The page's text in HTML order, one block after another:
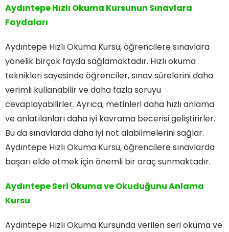
Aydıntepe Hızlı Okuma Kursunun Sınavlara
Faydaları
Aydıntepe Hızlı Okuma Kursu, öğrencilere sınavlara
yönelik birçok fayda sağlamaktadır. Hızlı okuma
teknikleri sayesinde öğrenciler, sınav sürelerini daha
verimli kullanabilir ve daha fazla soruyu
cevaplayabilirler. Ayrıca, metinleri daha hızlı anlama
ve anlatılanları daha iyi kavrama becerisi geliştirirler.
Bu da sınavlarda daha iyi not alabilmelerini sağlar.
Aydıntepe Hızlı Okuma Kursu, öğrencilere sınavlarda
başarı elde etmek için önemli bir araç sunmaktadır.
Aydıntepe Seri Okuma ve Okuduğunu Anlama
Kursu
Aydıntepe Hızlı Okuma Kursunda verilen seri okuma ve